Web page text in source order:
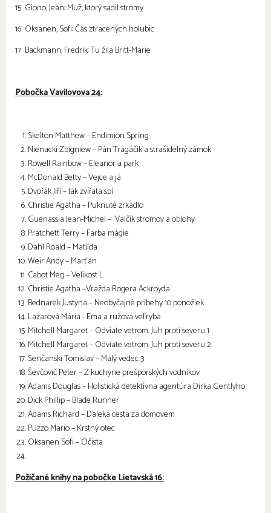
15 Giono, Jean: Muž, ktorý sadil stromy
16 Oksanen, Sofi: Čas ztracených holubíc
17 Backmann, Fredrik: Tu žila Britt-Marie
Pobočka Vavilovova 24:
Skelton Matthew – Endimion Spring
Nienacki Zbigniew – Pán Tragáčik a strašidelný zámok
Rowell Rainbow – Eleanor a park
McDonald Betty – Vejce a já
Dvořák Jiří – Jak zvířata spí
Christie Agatha – Puknuté zrkadlo
Guenassia Jean-Michel – Valčík stromov a oblohy
Pratchett Terry – Farba mágie
Dahl Roald – Matilda
Weir Andy – Marťan
Cabot Meg – Velikost L
Christie Agatha –Vražda Rogera Ackroyda
Bednarek Justyna – Neobyčajné príbehy 10 ponožiek
Lazarová Mária ­- Ema a ružová veľryba
Mitchell Margaret – Odviate vetrom. Juh proti severu 1.
Mitchell Margaret – Odviate vetrom. Juh proti severu 2.
Senčanski Tomislav – Malý vedec 3
Ševčovič Peter – Z kuchyne prešporských vodníkov
Adams Douglas – Holistická detektívna agentúra Dirka Gentlyho
Dick Phillip – Blade Runner
Adams Richard – Daleká cesta za domovem
Puzzo Mario – Krstný otec
Oksanen Sofi – Očista
Požičané knihy na pobočke Lietavská 16: